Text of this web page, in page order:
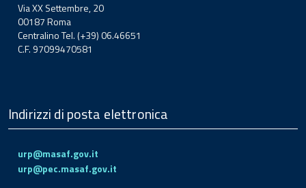
Via XX Settembre, 20
00187 Roma
Centralino Tel. (+39) 06.46651
C.F. 97099470581
Indirizzi di posta elettronica
urp@masaf.gov.it
urp@pec.masaf.gov.it